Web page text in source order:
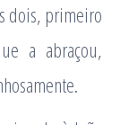
dois, primeiro
a abraçou,